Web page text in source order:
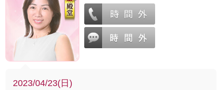
2023/04/23(日)